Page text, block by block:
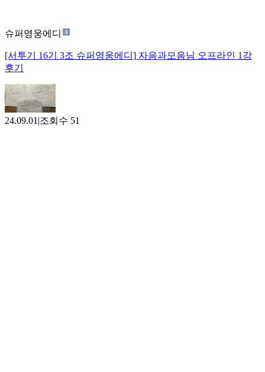
슈퍼영웅에디
[서투기 16기 3조 슈퍼영웅에디] 자음과모음님 오프라인 1강
후기
24.09.01 |조회수 51